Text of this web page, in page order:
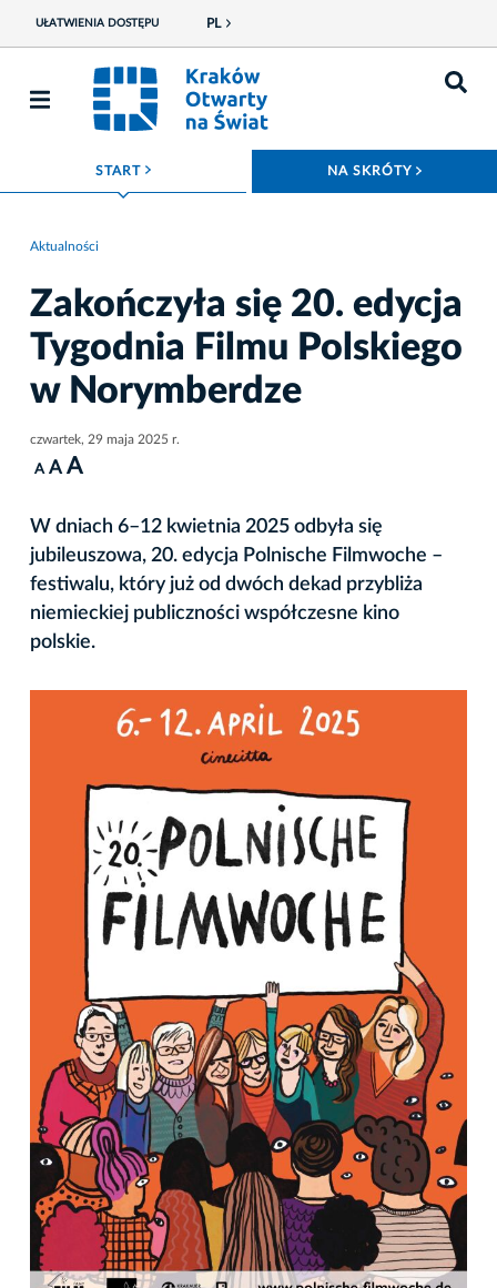
UŁATWIENIA DOSTĘPU PL
START ROZWIŃ MENU NA SKRÓTY
Aktualności
Zakończyła się 20. edycja
Tygodnia Filmu Polskiego
w Norymberdze
czwartek, 29 maja 2025 r.
A A A
W dniach 6–12 kwietnia 2025 odbyła się
jubileuszowa, 20. edycja Polnische Filmwoche –
festiwalu, który już od dwóch dekad przybliża
niemieckiej publiczności współczesne kino
polskie.